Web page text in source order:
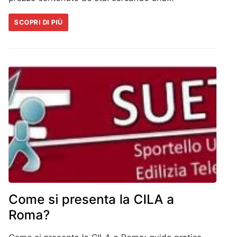
SCOPRI DI PIÙ
Come si presenta la CILA a
Roma?